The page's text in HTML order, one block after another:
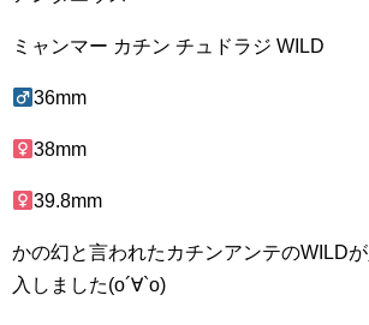
ミャンマー カチン チュドラジ WILD
36mm
38mm
39.8mm
かの幻と言われたカチンアンテのWILD
入しました(о´∀`о)